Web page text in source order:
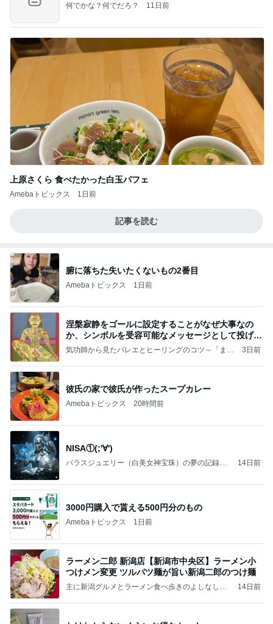
何でかな？何でだろ？ 11日前
上原さくら 食べたかった白玉パフェ
Amebaトピックス 1日前
記事を読む
腑に落ちた失いたくないもの2番目
Amebaトピックス 1日前
涅槃寂静をゴールに設定することがなぜ大事なの
か、シンボルを受容可能なメッセージとして投げる
ことが
気功師から見たバレエとヒーリングのコツ～「まと
3日前
彼氏の家で彼氏が作ったスープカレー
Amebaトピックス 20時間前
NISA①(;'∀')
パラスジュエリー（白美女神宝珠）の夢の記録
14日前
3000円購入で貰える500円分のもの
Amebaトピックス 1日前
ラーメン二郎 新潟店【新潟市中央区】ラーメン小
つけメン変更 ツルパツ麺が旨い新潟二郎のつけ麺
主に新潟グルメとラーメン食べ歩きのよしなしご
14日前